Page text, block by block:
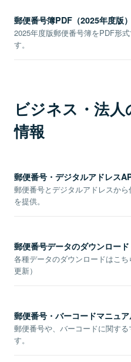
郵便番号簿PDF（2025年度版）
2025年度版郵便番号簿をPDF形
す。
ビジネス・法
情報
郵便番号・デジタルアドレス
郵便番号とデジタルアドレスか
を提供。
郵便番号データのダウンロード
各種データのダウンロードはこ
更新）
郵便番号・バーコードマニュ
郵便番号や、バーコードに関す
す。